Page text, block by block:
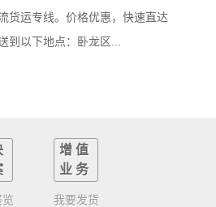
货运专线。价格优惠，快速直达
到以下地点：卧龙区...
增值
业务
我要发货